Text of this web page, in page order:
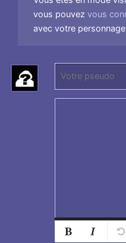
vous pouvezvous
avec votre
Normal
Ajouter